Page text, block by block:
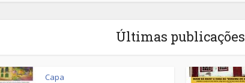
Últimas publicações
Capa